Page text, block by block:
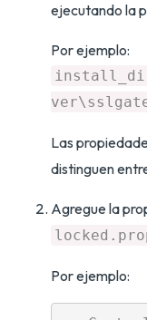
ejecutando la
Por ejemplo:
Las
distinguen
Agregue la
Por ejemplo: